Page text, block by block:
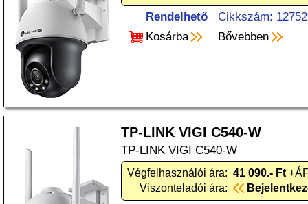
Rendelhető
Cikkszám:
Kosárba
Bővebben
TP-LINK VIGI C540-W
TP-LINK VIGI C540-W
Végfelhasználói ára: 41 090.- Ft
Viszonteladói ára: